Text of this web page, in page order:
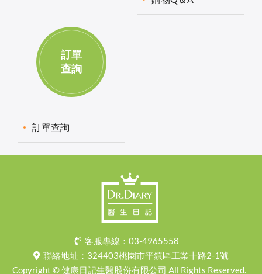
訂單
查詢
訂單查詢
客服專線： 03-4965558
聯絡地址： 324403桃園市平鎮區工業十路2-1號
Copyright © 健康日記生醫股份有限公司 All Rights Reserved.